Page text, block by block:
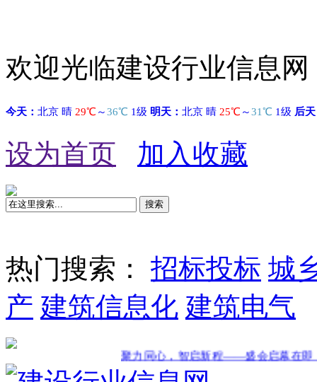
欢迎光临建设行业信息网
设为首页 加入收藏
搜索
热门搜索： 招标投标 城
产 建筑信息化 建筑电气
聚力同心，智启新程——盛会启幕在即，粤港澳